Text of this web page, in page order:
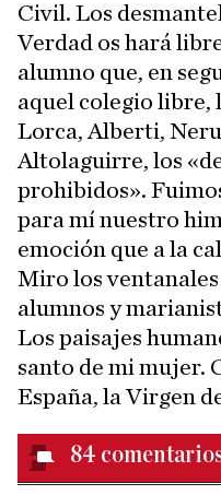
Civil. Los
Verdad os hará
alumno que, en
aquel colegio libre,
Lorca, Alberti,
Altolaguirre, los
prohibidos».
para mí nuestro
emoción que a la
Miro los ventanales
alumnos y
Los paisajes
santo de mi mujer.
España, la Virgen
84